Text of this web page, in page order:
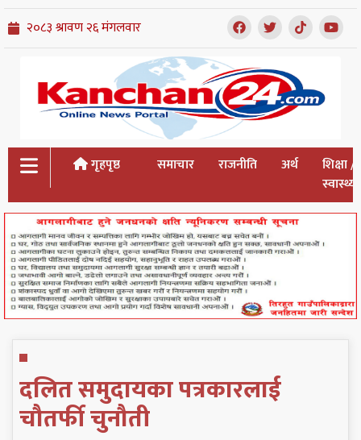
गृहपृष्ठ समाचार राजनीति अर्थ
शिक्षा /
स्वास्थ्य
दलित समुदायका पत्रकारलाई
चौतर्फी चुनौती